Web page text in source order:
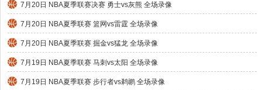
7月20日 NBA夏季联赛决赛 勇士vs灰熊 全场录像
7月20日 NBA夏季联赛 篮网vs雷霆 全场录像
7月20日 NBA夏季联赛 掘金vs猛龙 全场录像
7月19日 NBA夏季联赛 马刺vs太阳 全场录像
7月19日 NBA夏季联赛 步行者vs鹈鹕 全场录像